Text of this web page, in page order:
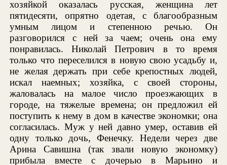
хозяйкой оказалась русская, женщина лет
пятидесяти, опрятно одетая, с благообразным
умным лицом и степенною речью. Он
разговорился с ней за чаем; очень она ему
понравилась. Николай Петрович в то время
только что переселился в новую свою усадьбу и,
не желая держать при себе крепостных людей,
искал наемных; хозяйка, с своей стороны,
жаловалась на малое число проезжающих в
городе, на тяжелые времена; он предложил ей
поступить к нему в дом в качестве экономки; она
согласилась. Муж у ней давно умер, оставив ей
одну только дочь, Фенечку. Недели через две
Арина Савишна (так звали новую экономку)
прибыла вместе с дочерью в Марьино и